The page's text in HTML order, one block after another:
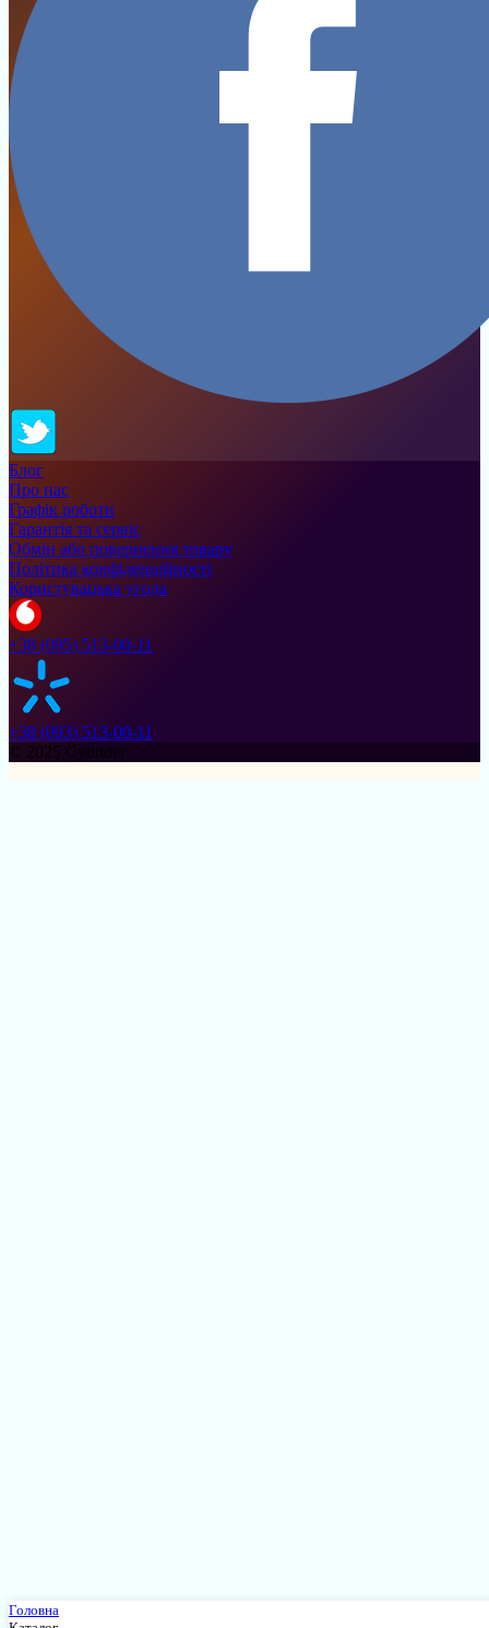
Блог
Про нас
Графік роботи
Гарантія та сервіс
Обмін або повернення товару
Політика конфіденційності
Користувацька угода
+38 (095) 513-00-11
+38 (093) 513-00-11
© 2025 Cylinder
Головна